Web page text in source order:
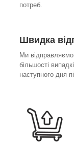
потреб.
Швидка
Ми
більшості
наступного дня